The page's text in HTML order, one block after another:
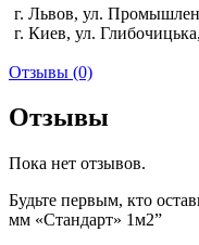
г. Львов, ул.
г. Киев, ул.
Отзывы (0)
Отзывы
Пока нет отзывов.
Будьте первым, кто
мм «Стандарт» 1м2”